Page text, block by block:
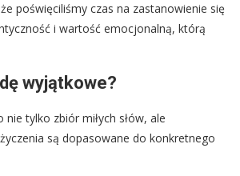
poświęciliśmy czas na zastanowienie się
i wartość emocjonalną, którą
wyjątkowe?
tylko zbiór miłych słów, ale
są dopasowane do konkretnego